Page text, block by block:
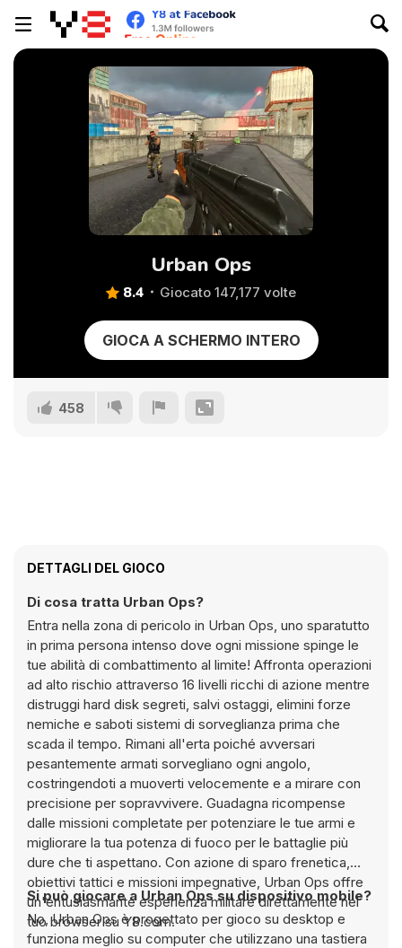
Urban Ops
8.4 Giocato 147,177 volte
GIOCA A SCHERMO INTERO
458
DETTAGLI DEL GIOCO
Di cosa tratta Urban Ops?
Entra nella zona di pericolo in Urban Ops, uno sparatutto
in prima persona intenso dove ogni missione spinge le
tue abilità di combattimento al limite! Affronta operazioni
ad alto rischio attraverso 16 livelli ricchi di azione mentre
distruggi hard disk segreti, salvi ostaggi, elimini forze
nemiche e saboti sistemi di sorveglianza prima che
scada il tempo. Rimani all'erta poiché avversari
pesantemente armati sorvegliano ogni angolo,
costringendoti a muoverti velocemente e a mirare con
precisione per sopravvivere. Guadagna ricompense
dalle missioni completate per potenziare le tue armi e
migliorare la tua potenza di fuoco per le battaglie più
dure che ti aspettano. Con azione di sparo frenetica,
obiettivi tattici e missioni impegnative, Urban Ops offre
un'entusiasmante esperienza militare direttamente nel
tuo browser su Y8.com.
Si può giocare a Urban Ops su dispositivo mobile?
No, Urban Ops è progettato per gioco su desktop e
funziona meglio su computer che utilizzano una tastiera